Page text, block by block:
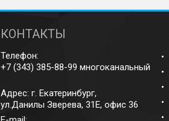
КОНТАКТЫ
Телефон:
+7 (343) 385-88-99 многоканальный
Адрес: г. Екатеринбург,
ул.Данилы Зверева, 31Е, офис 36